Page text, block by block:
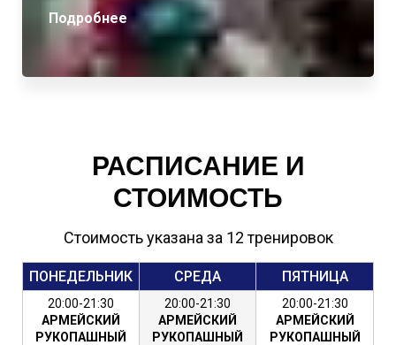
Подробнее
РАСПИСАНИЕ И
СТОИМОСТЬ
Стоимость указана за 12 тренировок
ПОНЕДЕЛЬНИК СРЕДА ПЯТНИЦА
20:00-21:30
АРМЕЙСКИЙ
РУКОПАШНЫЙ
20:00-21:30
АРМЕЙСКИЙ
РУКОПАШНЫЙ
20:00-21:30
АРМЕЙСКИЙ
РУКОПАШНЫЙ